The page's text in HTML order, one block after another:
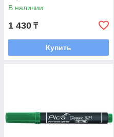
В наличии
1 430 ₸
Купить